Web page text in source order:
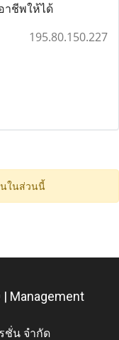
าชีพให้ได้
195.80.150.227
ในส่วนนี้
| Management
ชั่น จำกัด